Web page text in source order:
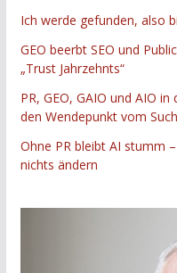
Ich werde gefunden, also
GEO beerbt SEO und
„Trust Jahrzehnts“
PR, GEO, GAIO und AIO
den Wendepunkt vom
Ohne PR bleibt AI stumm
nichts ändern